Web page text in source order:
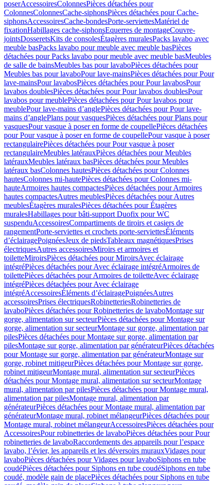
poserAccessoiresColonnesPièces détachées pour
ColonnesColonnesCache-siphonsPièces détachées pour Cache-
siphonsAccessoiresCache-bondesPorte-serviettesMatériel de
fixationHabillages cache-siphonsEquerres de montageCouvre-
jointsDosseretsKits de consolesÉtagères muralesPacks lavabo avec
meuble basPacks lavabo pour meuble avec meuble basPièces
détachées pour Packs lavabo pour meuble avec meuble basMeubles
de salle de bainsMeubles bas pour lavaboPièces détachées pour
Meubles bas pour lavaboPour lave-mainsPièces détachées pour Pour
lave-mainsPour lavabosPièces détachées pour Pour lavabosPour
lavabos doublesPièces détachées pour Pour lavabos doublesPour
lavabos pour meublePièces détachées pour Pour lavabos pour
meublePour lave-mains d’anglePièces détachées pour Pour lave-
mains d’anglePlans pour vasquesPièces détachées pour Plans pour
vasquesPour vasque à poser en forme de coupellePièces détachées
pour Pour vasque à poser en forme de coupellePour vasque à poser
rectangulairePièces détachées pour Pour vasque à poser
rectangulaireMeubles latérauxPièces détachées pour Meubles
latérauxMeubles latéraux basPièces détachées pour Meubles
latéraux basColonnes hautesPièces détachées pour Colonnes
hautesColonnes mi-hautePièces détachées pour Colonnes mi-
hauteArmoires hautes compactesPièces détachées pour Armoires
hautes compactesAutres meublesPièces détachées pour Autres
meublesÉtagères muralesPièces détachées pour Étagères
muralesHabillages pour bâti-support Duofix pour WC
suspenduAccessoiresCompartiments de tiroirs et casiers de
rangementPorte-serviettes et crochets porte-serviettesÉléments
d’éclairagePoignéesJeux de piedsTableaux magnétiquesPrises
électriquesAutres accessoiresMiroirs et armoires et
toiletteMiroirsPièces détachées pour MiroirsAvec éclairage
intégréPièces détachées pour Avec éclairage intégréArmoires de
toilettePièces détachées pour Armoires de toiletteAvec éclairage
intégréPièces détachées pour Avec éclairage
intégréAccessoiresÉléments d’éclairagePoignéesAutres
accessoiresPrises électriquesRobinetteriesRobinetteries de
lavaboPièces détachées pour Robinetteries de lavaboMontage sur
gorge, alimentation sur secteurPièces détachées pour Montage sur
gorge, alimentation sur secteurMontage sur gorge, alimentation par
pilesPièces détachées pour Montage sur gorge, alimentation par
pilesMontage sur gorge, alimentation par générateurPièces détachées
pour Montage sur gorge, alimentation par générateurMontage sur
gorge, robinet mitigeurPièces détachées pour Montage sur gorge,
robinet mitigeurMontage mural, alimentation sur secteurPièces
détachées pour Montage mural, alimentation sur secteurMontage
mural, alimentation par pilesPièces détachées pour Montage mural,
alimentation par pilesMontage mural, alimentation par
générateurPièces détachées pour Montage mural, alimentation par
générateurMontage mural, robinet mélangeurPièces détachées pour
Montage mural, robinet mélangeurAccessoiresPièces détachées pour
AccessoiresPour robinetteries de lavaboPièces détachées pour Pour
robinetteries de lavaboRaccordements des appareils pour l’espace
lavabo, l’évier, les appareils et les déversoirs murauxVidages pour
lavaboPièces détachées pour Vidages pour lavaboSiphons en tube
coudéPièces détachées pour Siphons en tube coudéSiphons en tube
coudé, modèle gain de placePièces détachées pour Siphons en tube